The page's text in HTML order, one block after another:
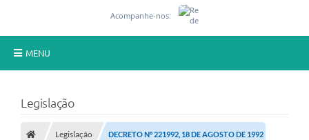
Acompanhe-nos:
MENU
A Cidade
A Prefeitura
Legislação
Legislação DECRETO Nº 221992, 18 DE AGOSTO DE 1992